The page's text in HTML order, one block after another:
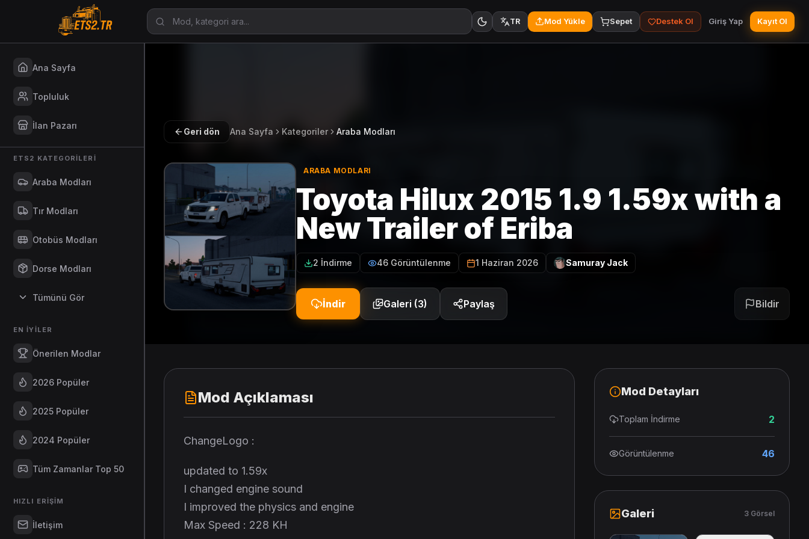
TR Mod Yükle Sepet Destek Ol Giriş Yap Kayıt Ol
Ana Sayfa
Topluluk
İlan Pazarı
ETS2 KATEGORILERI
Araba Modları
Tır Modları
Otobüs Modları
Dorse Modları
Tümünü Gör
EN İYILER
Önerilen Modlar
2026 Popüler
2025 Popüler
2024 Popüler
Tüm Zamanlar Top 50
HIZLI ERIŞIM
İletişim
Geri dön Ana Sayfa Kategoriler Araba Modları
ARABA MODLARI
Toyota Hilux 2015 1.9 1.59x with a
New Trailer of Eriba
2 İndirme 46 Görüntülenme 1 Haziran 2026 Samuray Jack
İndir Galeri (3) Paylaş Bildir
Mod Açıklaması
ChangeLogo :
updated to 1.59x
I changed engine sound
I improved the physics and engine
Max Speed : 228 KH
Mod Detayları
Toplam İndirme 2
Görüntülenme 46
Galeri 3 Görsel